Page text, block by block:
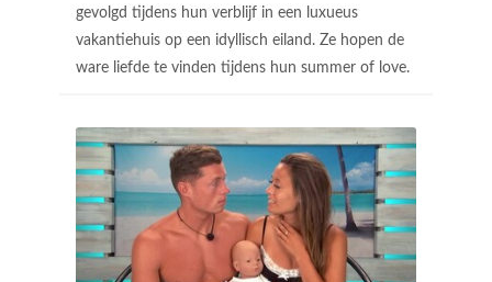
gevolgd tijdens hun verblijf in een luxueus
vakantiehuis op een idyllisch eiland. Ze hopen de
ware liefde te vinden tijdens hun summer of love.